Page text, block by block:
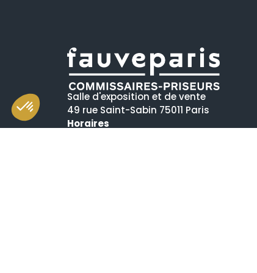
Salle d'exposition et de vente
49 rue Saint-Sabin 75011 Paris
Horaires